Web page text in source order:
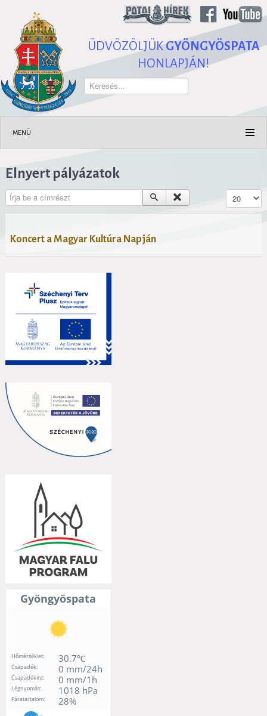
ÜDVÖZÖLJÜKGYÖNGYÖSPATA
HONLAPJÁN!
Keresés...
MENÜ
Elnyert pályázatok
Írja be a címrészt
Koncert a Magyar Kultúra Napján